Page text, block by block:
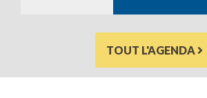
TOUT L'AGENDA